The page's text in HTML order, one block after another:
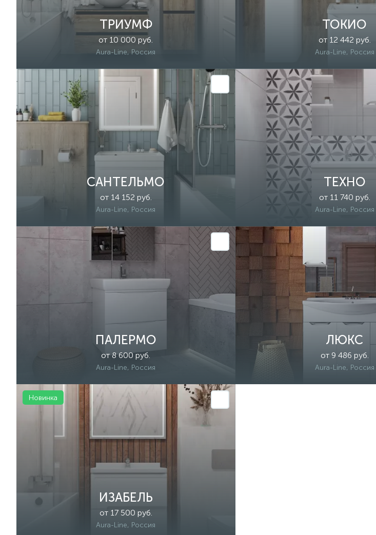
ТРИУМФ
от 10 000 руб.
Aura-Line, Россия
ТОКИО
от 12 442 руб.
Aura-Line, Россия
САНТЕЛЬМО
от 14 152 руб.
Aura-Line, Россия
ТЕХНО
от 11 740 руб.
Aura-Line, Россия
ПАЛЕРМО
от 8 600 руб.
Aura-Line, Россия
ЛЮКС
от 9 486 руб.
Aura-Line, Россия
ИЗАБЕЛЬ
от 17 500 руб.
Aura-Line, Россия
Новинка